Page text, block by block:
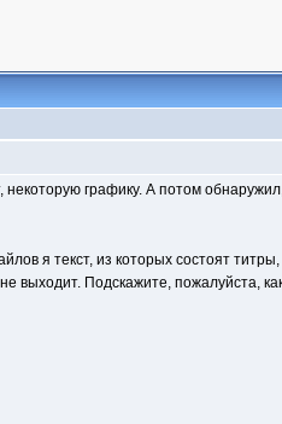
некоторую графику. А потом
я текст, из которых состоят
выходит. Подскажите, пожалуйста,